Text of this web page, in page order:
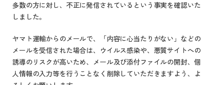
多数の方に対し、不正に発信されているという事実を確認いた
しました。
ヤマト運輸からのメールで、「内容に心当たりがない」などの
メールを受信された場合は、ウイルス感染や、悪質サイトへの
誘導のリスクが高いため、メール及び添付ファイルの開封、個
人情報の入力等を行うことなく削除していただきますよう、よ